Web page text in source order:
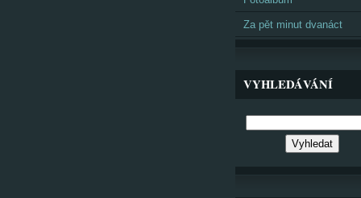
Za pět minut dvanáct
VYHLEDÁVÁNÍ